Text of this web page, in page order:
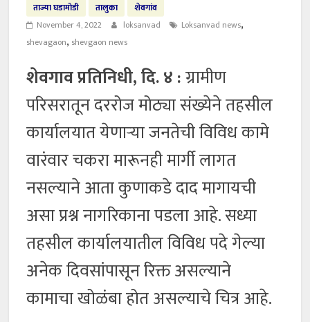
ताज्या घडामोडी तालुका
शेवगांव
November 4, 2022
loksanvad Loksanvad news,
shevagaon, shevgaon news
शेवगाव प्रतिनिधी, दि. ४ :ग्रामीण
परिसरातून दररोज मोठ्या संख्येने तहसील
कार्यालयात येणाऱ्या जनतेची विविध कामे
वारंवार चकरा मारूनही मार्गी लागत
नसल्याने आता कुणाकडे दाद मागायची
असा प्रश्न नागरिकाना पडला आहे. सध्या
तहसील कार्यालयातील विविध पदे गेल्या
अनेक दिवसांपासून रिक्त असल्याने
कामाचा खोळंबा होत असल्याचे चित्र आहे.